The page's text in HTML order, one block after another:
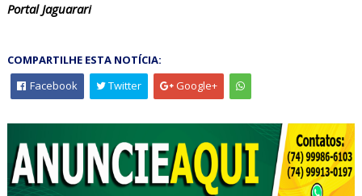
Portal Jaguarari
COMPARTILHE ESTA NOTÍCIA:
Facebook
Twitter Google+